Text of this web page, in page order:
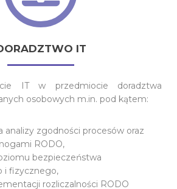
IT
IT w przedmiocie doradztwa
osobowych m.in. pod kątem:
analizy zgodności procesów oraz
RODO,
bezpieczeństwa
i fizycznego,
rozliczalności RODO